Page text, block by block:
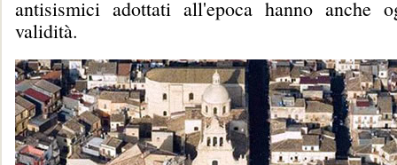
antisismici adottati all'epoca hanno anche
validità.